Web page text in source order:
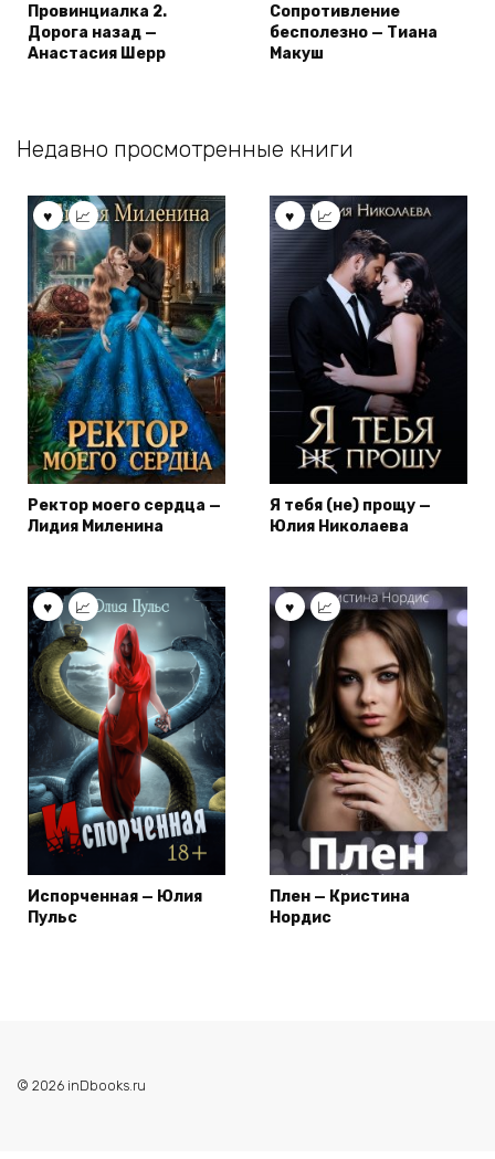
Провинциалка 2.
Дорога назад —
Анастасия Шерр
Сопротивление
бесполезно — Тиана
Макуш
Недавно просмотренные книги
Ректор моего сердца —
Лидия Миленина
Я тебя (не) прощу —
Юлия Николаева
Испорченная — Юлия
Пульс
Плен — Кристина
Нордис
© 2026 inDbooks.ru